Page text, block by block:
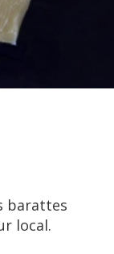
barattes
local.